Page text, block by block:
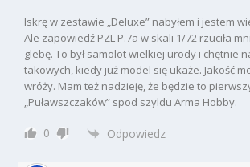
Iskrę w zestawie „Deluxe” nabyłem i jestem
Ale zapowiedź PZL P.7a w skali 1/72 rzuciła
glebę. To był samolot wielkiej urody i chętnie
takowych, kiedy już model się ukaże. Jakość
wróży. Mam też nadzieję, że będzie to
„Puławszczaków” spod szyldu Arma Hobby.
0 Odpowiedz